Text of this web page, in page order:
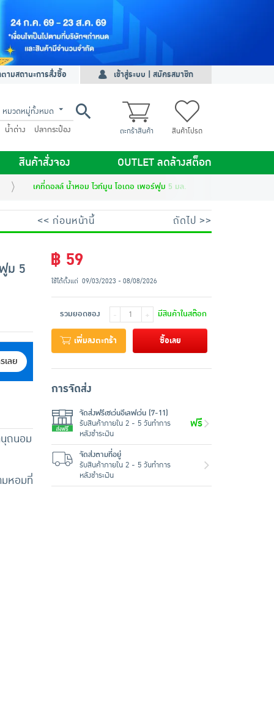
ามสถานะการสั่งซื้อ เข้าสู่ระบบ | สมัครสมาชิก
หมวดหมู่ทั้งหมด
น้ำด่าง ปลากระป๋อง ตะกร้าสินค้า สินค้าโปรด
สินค้าสั่งจอง OUTLET ลดล้างสต็อก
เคที่ดอลล์ น้ำหอม ไวท์มูน โอเดอ เพอร์ฟูม 5 มล.
<< ก่อนหน้านี้
ถัดไป >>
ม 5
เลย
ถนอม
มหอมที่
฿ 59
ใช้ได้ตั้งแต่ 09/03/2023 - 08/08/2026
รวมยอดของ - + มีสินค้าในสต๊อก
เพิ่มลงตะกร้า ซื้อเลย
การจัดส่ง
จัดส่งฟรีเซเว่นอีเลฟเว่น (7-11)
รับสินค้าภายใน 2 - 5 วันทำการ
หลังชำระเงิน
ฟรี
จัดส่งตามที่อยู่
รับสินค้าภายใน 2 - 5 วันทำการ
หลังชำระเงิน